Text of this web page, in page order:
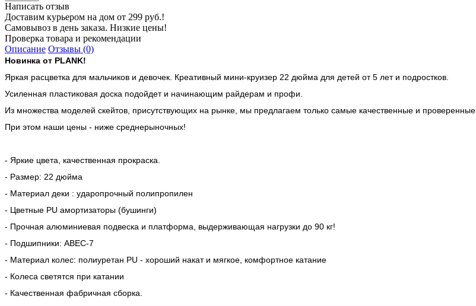
Написать отзыв
Доставим курьером на дом от 299 руб.!
Самовывоз в день заказа. Низкие цены!
Проверка товара и рекомендации
Описание Отзывы (0)
Новинка от PLANK!
Яркая расцветка для мальчиков и девочек. Креативный мини-круизер 22 дюйма для детей от 5 лет и подростков.
Усиленная пластиковая доска подойдет и начинающим райдерам и профи.
Из множества моделей скейтов, присутствующих на рынке, мы предлагаем только самые качественные и проверенные.
При этом наши цены - ниже среднерыночных!
- Яркие цвета, качественная прокраска.
- Размер: 22 дюйма
- Материал деки : ударопрочный полипропилен
- Цветные PU амортизаторы (бушинги)
- Прочная алюминиевая подвеска и платформа, выдерживающая нагрузки до 90 кг!
- Подшипники: ABEC-7
- Материал колес: полиуретан PU - хороший накат и мягкое, комфортное катание
- Колеса светятся при катании
- Качественная фабричная сборка.